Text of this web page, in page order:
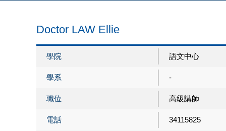
Doctor LAW Ellie
學院 語文中心
學系 -
職位 高級講師
電話 34115825